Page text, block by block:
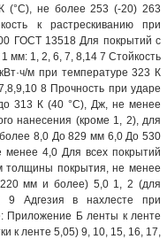
К (°С), не более 253 (-20) 263
к растрескиванию при
ГОСТ 13518 Для покрытий с
мм: 1, 2, 6, 7, 8,14 7 Стойкость
м при температуре 323 К
8 Прочность при ударе
313 К (40 °С), Дж, не менее
нанесения (кроме 1, 2), для
8,0 До 829 мм 6,0 До 530
4,0 Для всех покрытий
толщины покрытия, не менее
мм и более) 5,0 1, 2 (для
9 Адгезия в нахлесте при
Приложение Б ленты к ленте
к ленте 5,05) 9, 10, 15, 16, 17,